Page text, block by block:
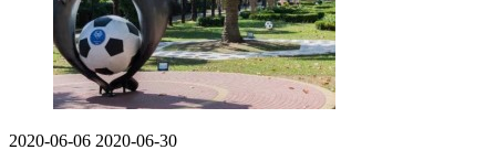
2020-06-06 2020-06-30